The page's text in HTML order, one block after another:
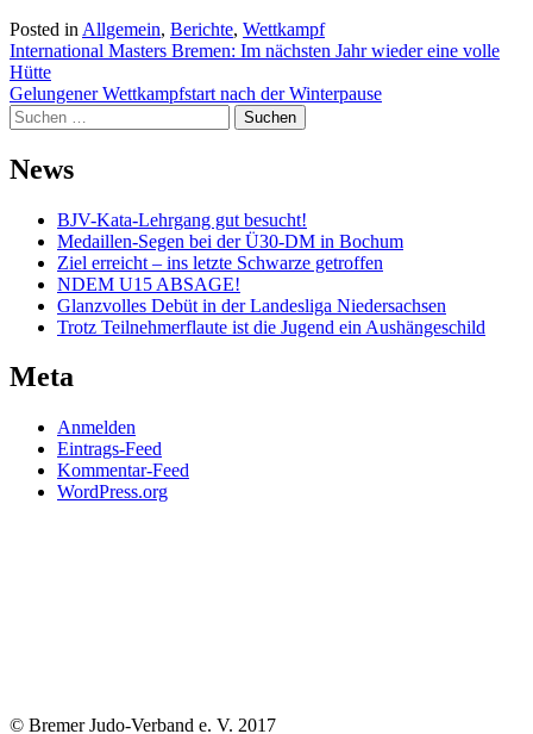
Posted in Allgemein, Berichte, Wettkampf
Beitragsnavigation
International Masters Bremen: Im nächsten Jahr wieder eine volle
Hütte
Gelungener Wettkampfstart nach der Winterpause
Suchen
nach:
News
BJV-Kata-Lehrgang gut besucht!
Medaillen-Segen bei der Ü30-DM in Bochum
Ziel erreicht – ins letzte Schwarze getroffen
NDEM U15 ABSAGE!
Glanzvolles Debüt in der Landesliga Niedersachsen
Trotz Teilnehmerflaute ist die Jugend ein Aushängeschild
Meta
Anmelden
Eintrags-Feed
Kommentar-Feed
WordPress.org
© Bremer Judo-Verband e. V. 2017